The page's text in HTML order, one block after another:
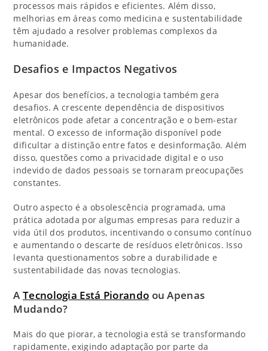
processos mais rápidos e eficientes. Além disso,
melhorias em áreas como medicina e sustentabilidade
têm ajudado a resolver problemas complexos da
humanidade.
Desafios e Impactos Negativos
Apesar dos benefícios, a tecnologia também gera
desafios. A crescente dependência de dispositivos
eletrônicos pode afetar a concentração e o bem-estar
mental. O excesso de informação disponível pode
dificultar a distinção entre fatos e desinformação. Além
disso, questões como a privacidade digital e o uso
indevido de dados pessoais se tornaram preocupações
constantes.
Outro aspecto é a obsolescência programada, uma
prática adotada por algumas empresas para reduzir a
vida útil dos produtos, incentivando o consumo contínuo
e aumentando o descarte de resíduos eletrônicos. Isso
levanta questionamentos sobre a durabilidade e
sustentabilidade das novas tecnologias.
ATecnologia Está Piorando ou Apenas
Mudando?
Mais do que piorar, a tecnologia está se transformando
rapidamente, exigindo adaptação por parte da